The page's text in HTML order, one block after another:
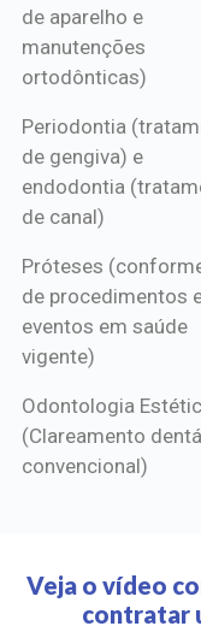
de aparelho e
manutenções
ortodônticas)
Periodontia
de gengiva) e
endodontia
de canal)
Próteses
de procedimentos
eventos em saúde
vigente)
Odontologia
(Clareamento
convencional)
Veja o vídeo
contratar